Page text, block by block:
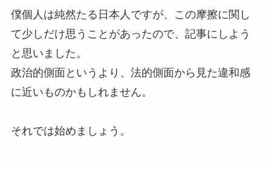
僕個人は純然たる日本人ですが、この摩擦に関し
て少しだけ思うことがあったので、記事にしよう
と思いました。
政治的側面というより、法的側面から見た違和感
に近いものかもしれません。
それでは始めましょう。